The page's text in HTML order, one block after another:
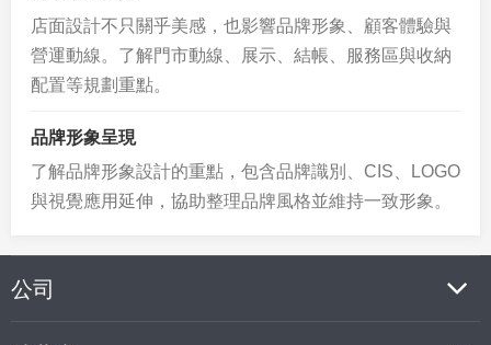
店面設計不只關乎美感，也影響品牌形象、顧客體驗與
營運動線。了解門市動線、展示、結帳、服務區與收納
配置等規劃重點。
品牌形象呈現
了解品牌形象設計的重點，包含品牌識別、CIS、LOGO
與視覺應用延伸，協助整理品牌風格並維持一致形象。
公司